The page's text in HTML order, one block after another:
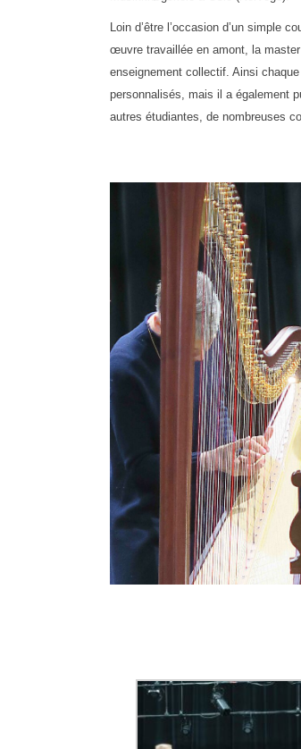
Loin d’être l’occasion d’un simple
œuvre travaillée en amont, la
enseignement collectif. Ainsi
personnalisés, mais il a également
autres étudiantes, de nombreuses